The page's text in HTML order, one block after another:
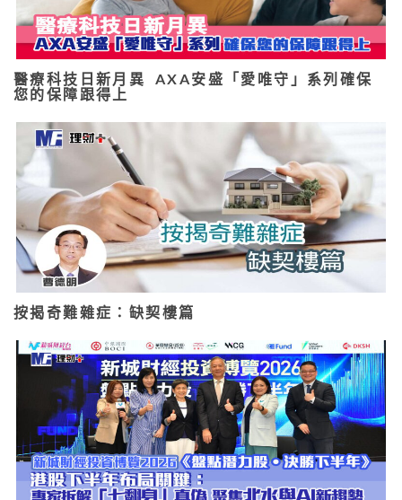
醫療科技日新月異 AXA安盛「愛唯守」系列確保
您的保障跟得上
按揭奇難雜症：缺契樓篇